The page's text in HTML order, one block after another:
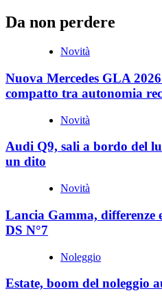
Da non perdere
Novità
Nuova Mercedes GLA
compatto tra autonomia
Novità
Audi Q9, sali a bordo del
un dito
Novità
Lancia Gamma, differenze
DS N°7
Noleggio
Estate, boom del noleggio